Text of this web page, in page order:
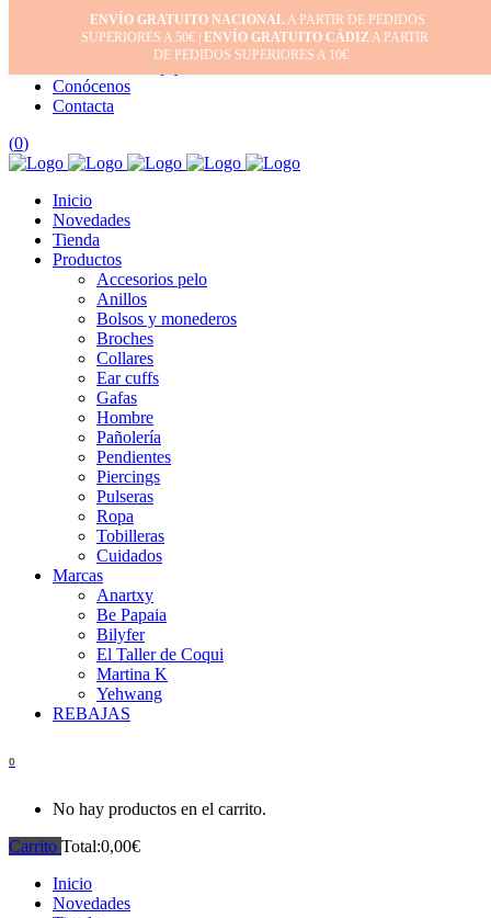
Inicio
Mi cuenta
Conócenos
Contacta
(0)
Inicio
Novedades
Tienda
Productos
Accesorios pelo
Anillos
Bolsos y monederos
Broches
Collares
Ear cuffs
Gafas
Hombre
Pañolería
Pendientes
Piercings
Pulseras
Ropa
Tobilleras
Cuidados
Marcas
Anartxy
Be Papaia
Bilyfer
El Taller de Coqui
Martina K
Yehwang
REBAJAS
0
No hay productos en el carrito.
Carrito Total:0,00€
Inicio
Novedades
ENVÍO GRATUITO NACIONALA PARTIR DE PEDIDOS
SUPERIORES A 50€ | ENVÍO GRATUITO CÁDIZA PARTIR
DE PEDIDOS SUPERIORES A 10€